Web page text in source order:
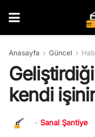
Anasayfa Güncel
kendi
- Sanal Şantiye